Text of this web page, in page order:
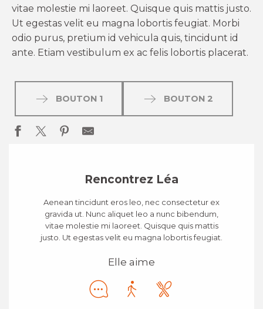
vitae molestie mi laoreet. Quisque quis mattis justo.
Ut egestas velit eu magna lobortis feugiat. Morbi
odio purus, pretium id vehicula quis, tincidunt id
ante. Etiam vestibulum ex ac felis lobortis placerat.
BOUTON 1 BOUTON 2
Rencontrez Léa
Aenean tincidunt eros leo, nec consectetur ex
gravida ut. Nunc aliquet leo a nunc bibendum,
vitae molestie mi laoreet. Quisque quis mattis
justo. Ut egestas velit eu magna lobortis feugiat.
Elle aime